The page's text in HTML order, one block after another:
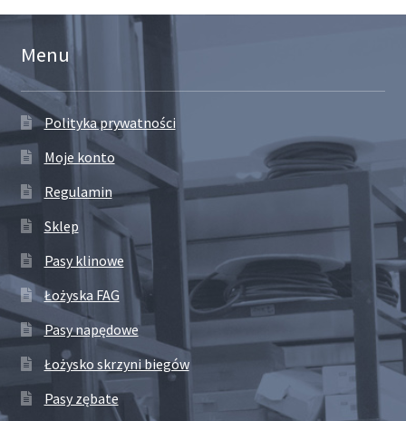
Menu
Polityka prywatności
Moje konto
Regulamin
Sklep
Pasy klinowe
Łożyska FAG
Pasy napędowe
Łożysko skrzyni biegów
Pasy zębate